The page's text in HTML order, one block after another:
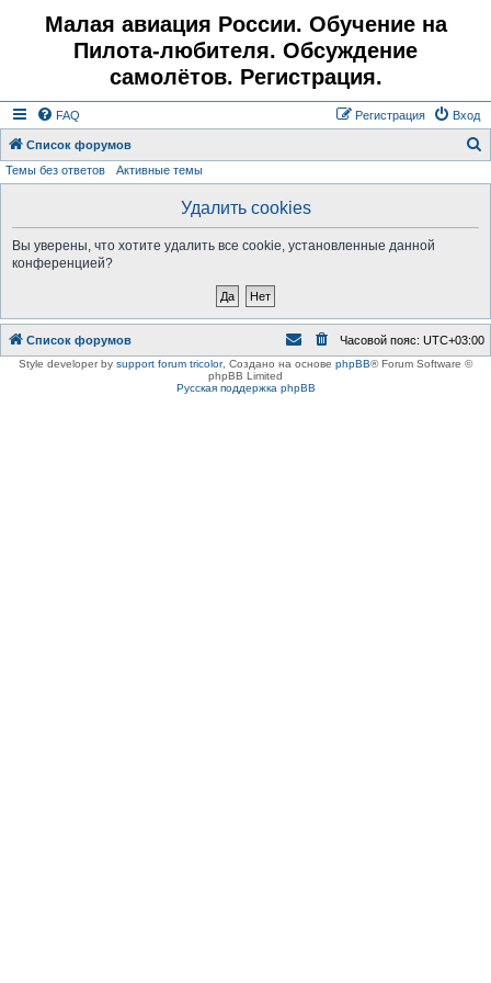
Малая авиация России. Обучение на
Пилота-любителя. Обсуждение
самолётов. Регистрация.
FAQ Вход
Регистрация
Список форумов
Темы без ответов Активные темы
Удалить cookies
Вы уверены, что хотите удалить все cookie, установленные данной
конференцией?
Список форумов Часовой пояс: UTC+03:00
Style developer by support forum tricolor, Создано на основе phpBB® Forum Software ©
phpBB Limited
Русская поддержка phpBB